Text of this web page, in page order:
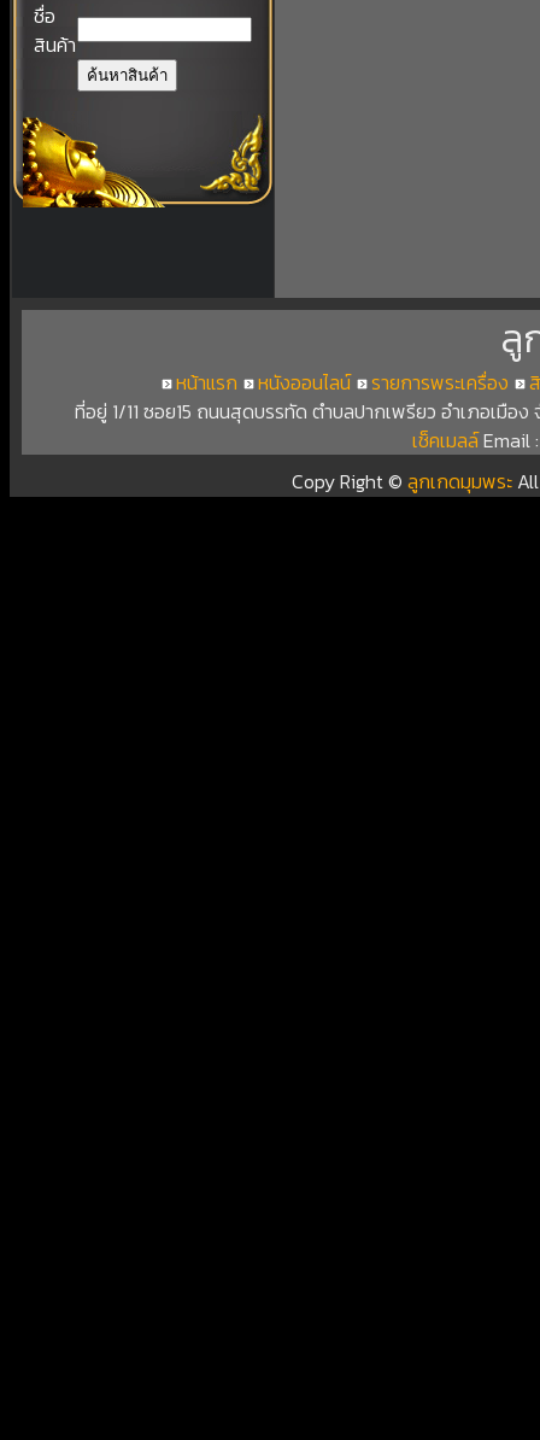
ชื่อ
สินค้า
ลู
หน้าแรก หนังออนไลน์ รายการพระเครื่อง
ที่อยู่ 1/11 ซอย15 ถนนสุดบรรทัด ตำบลปากเพรียว อำเภอเมือ
เช็คเมลล์Email
Copy Right ©ลูกเกดมุมพระ